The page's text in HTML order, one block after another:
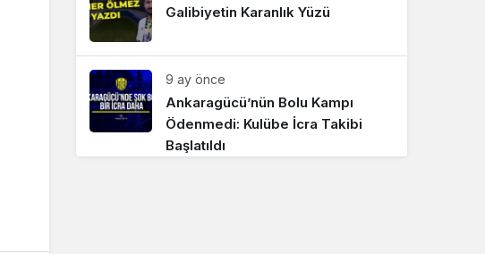
Galibiyetin Karanlık Yüzü
9 ay önce
Ankaragücü’nün Bolu Kampı
Ödenmedi: Kulübe İcra Takibi
Başlatıldı